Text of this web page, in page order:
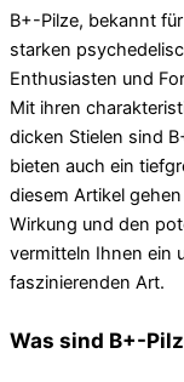
B+-Pilze, bekannt
starken
Enthusiasten und
Mit ihren
dicken Stielen sind
bieten auch ein
diesem Artikel
Wirkung und den
vermitteln Ihnen ein
faszinierenden Art.
Was sind B+-